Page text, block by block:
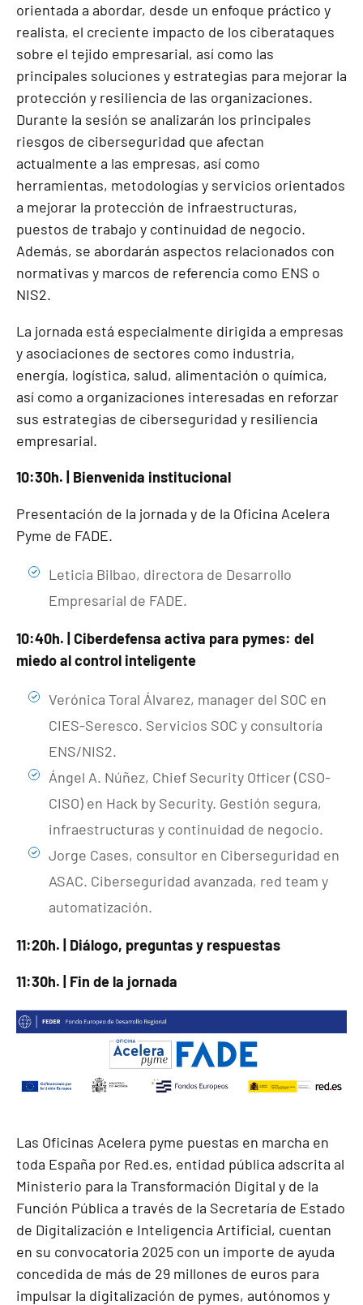
orientada a abordar, desde un enfoque práctico y
realista, el creciente impacto de los ciberataques
sobre el tejido empresarial, así como las
principales soluciones y estrategias para mejorar la
protección y resiliencia de las organizaciones.
Durante la sesión se analizarán los principales
riesgos de ciberseguridad que afectan
actualmente a las empresas, así como
herramientas, metodologías y servicios orientados
a mejorar la protección de infraestructuras,
puestos de trabajo y continuidad de negocio.
Además, se abordarán aspectos relacionados con
normativas y marcos de referencia como ENS o
NIS2.
La jornada está especialmente dirigida a empresas
y asociaciones de sectores como industria,
energía, logística, salud, alimentación o química,
así como a organizaciones interesadas en reforzar
sus estrategias de ciberseguridad y resiliencia
empresarial.
10:30h. | Bienvenida institucional
Presentación de la jornada y de la Oficina Acelera
Pyme de FADE.
Leticia Bilbao, directora de Desarrollo
Empresarial de FADE.
10:40h. | Ciberdefensa activa para pymes: del
miedo al control inteligente
Verónica Toral Álvarez, manager del SOC en
CIES-Seresco. Servicios SOC y consultoría
ENS/NIS2.
Ángel A. Núñez, Chief Security Officer (CSO-
CISO) en Hack by Security. Gestión segura,
infraestructuras y continuidad de negocio.
Jorge Cases, consultor en Ciberseguridad en
ASAC. Ciberseguridad avanzada, red team y
automatización.
11:20h. | Diálogo, preguntas y respuestas
11:30h. | Fin de la jornada
Las Oficinas Acelera pyme puestas en marcha en
toda España por Red.es, entidad pública adscrita al
Ministerio para la Transformación Digital y de la
Función Pública a través de la Secretaría de Estado
de Digitalización e Inteligencia Artificial, cuentan
en su convocatoria 2025 con un importe de ayuda
concedida de más de 29 millones de euros para
impulsar la digitalización de pymes, autónomos y